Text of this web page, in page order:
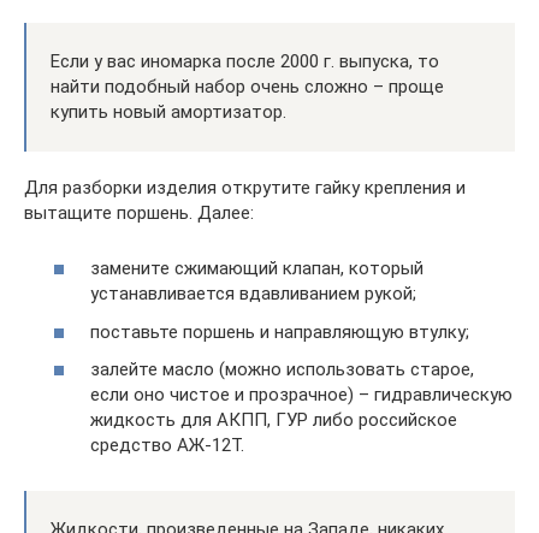
Если у вас иномарка после 2000 г. выпуска, то
найти подобный набор очень сложно – проще
купить новый амортизатор.
Для разборки изделия открутите гайку крепления и
вытащите поршень. Далее:
замените сжимающий клапан, который
устанавливается вдавливанием рукой;
поставьте поршень и направляющую втулку;
залейте масло (можно использовать старое,
если оно чистое и прозрачное) – гидравлическую
жидкость для АКПП, ГУР либо российское
средство АЖ-12Т.